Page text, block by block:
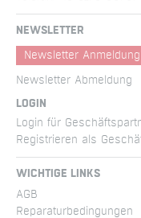
NEWSLETTER
Newsletter Anmeldung
Newsletter Abmeldung
LOGIN
Login für
Registrieren als
WICHTIGE LINKS
AGB
Reparatur­bedingungen